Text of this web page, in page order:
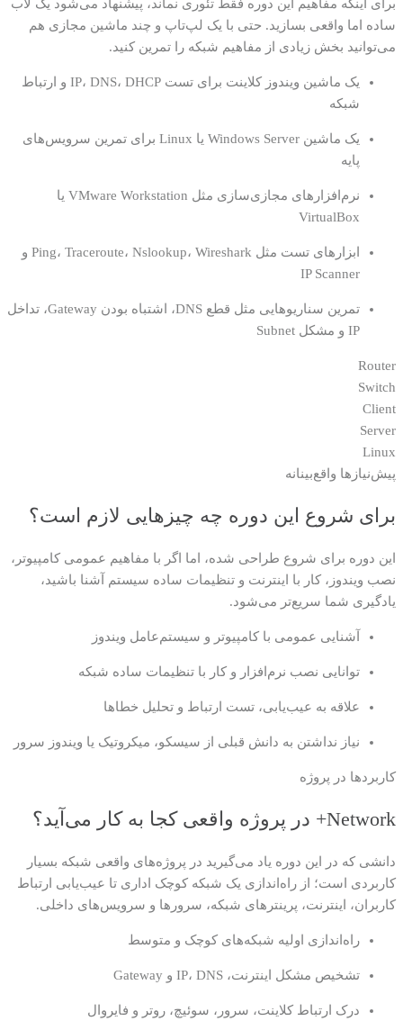
برای اینکه مفاهیم این دوره فقط تئوری نماند، پیشنهاد می‌شود یک لاب
ساده اما واقعی بسازید. حتی با یک لپ‌تاپ و چند ماشین مجازی هم
می‌توانید بخش زیادی از مفاهیم شبکه را تمرین کنید.
یک ماشین ویندوز کلاینت برای تست IP، DNS، DHCP و ارتباط
شبکه
یک ماشین Windows Server یا Linux برای تمرین سرویس‌های
پایه
نرم‌افزارهای مجازی‌سازی مثل VMware Workstation یا
VirtualBox
ابزارهای تست مثل Ping، Traceroute، Nslookup، Wireshark و
IP Scanner
تمرین سناریوهایی مثل قطع DNS، اشتباه بودن Gateway، تداخل
IP و مشکل Subnet
Router
Switch
Client
Server
Linux
پیش‌نیازها واقع‌بینانه
برای شروع این دوره چه چیزهایی لازم است؟
این دوره برای شروع طراحی شده، اما اگر با مفاهیم عمومی کامپیوتر،
نصب ویندوز، کار با اینترنت و تنظیمات ساده سیستم آشنا باشید،
یادگیری شما سریع‌تر می‌شود.
آشنایی عمومی با کامپیوتر و سیستم‌عامل ویندوز
توانایی نصب نرم‌افزار و کار با تنظیمات ساده شبکه
علاقه به عیب‌یابی، تست ارتباط و تحلیل خطاها
نیاز نداشتن به دانش قبلی از سیسکو، میکروتیک یا ویندوز سرور
کاربردها در پروژه
Network+ در پروژه واقعی کجا به کار می‌آید؟
دانشی که در این دوره یاد می‌گیرید در پروژه‌های واقعی شبکه بسیار
کاربردی است؛ از راه‌اندازی یک شبکه کوچک اداری تا عیب‌یابی ارتباط
کاربران، اینترنت، پرینترهای شبکه، سرورها و سرویس‌های داخلی.
راه‌اندازی اولیه شبکه‌های کوچک و متوسط
تشخیص مشکل اینترنت، IP، DNS و Gateway
درک ارتباط کلاینت، سرور، سوئیچ، روتر و فایروال